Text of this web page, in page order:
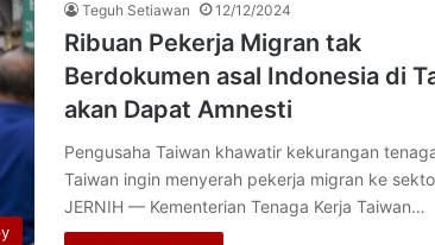
Teguh Setiawan 12/12/2024
Ribuan Pekerja Migran tak
Berdokumen asal Indonesia di
akan Dapat Amnesti
Pengusaha Taiwan khawatir kekurangan
Taiwan ingin menyerah pekerja migran ke
JERNIH — Kementerian Tenaga Kerja Taiwan…